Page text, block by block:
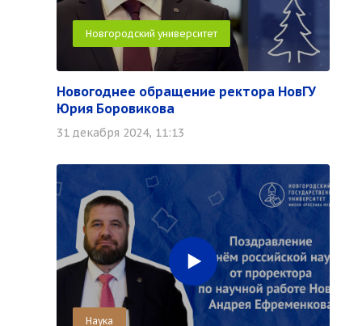
Новгородский университет
Новогоднее обращение ректора НовГУ
Юрия Боровикова
31 декабря 2024, 11:13
Наука